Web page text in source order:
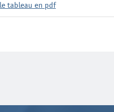
tableau en pdf